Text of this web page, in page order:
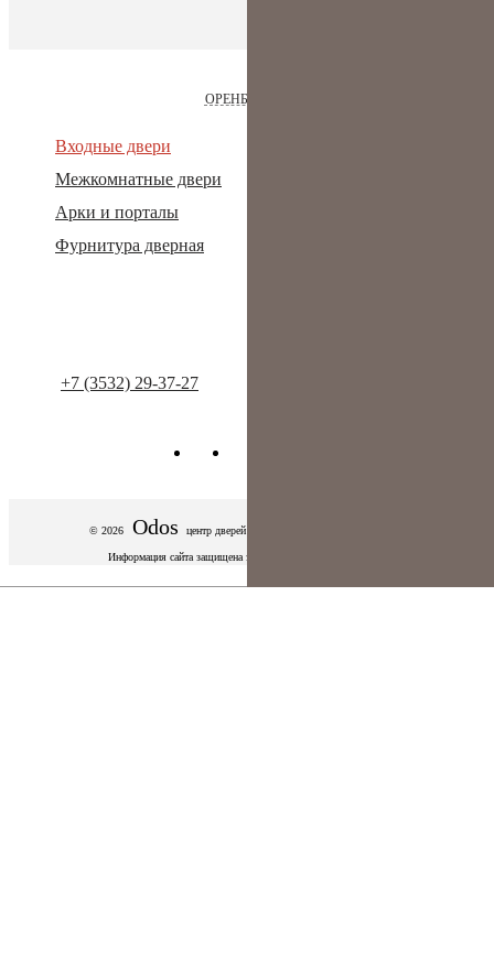
ОРЕНБУРГ
Входные двери
Межкомнатные двери
Арки и порталы
Фурнитура дверная
+7 (3532) 29-37-27
© 2026 Odos центр дверей
Информация сайта защищена законом об авторских правах